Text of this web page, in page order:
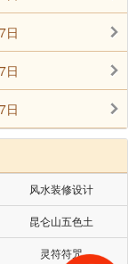
曲或尖锐的多
除！以上内容，并
日
日
日
风水装修设计
昆仑山五色土
灵符符咒